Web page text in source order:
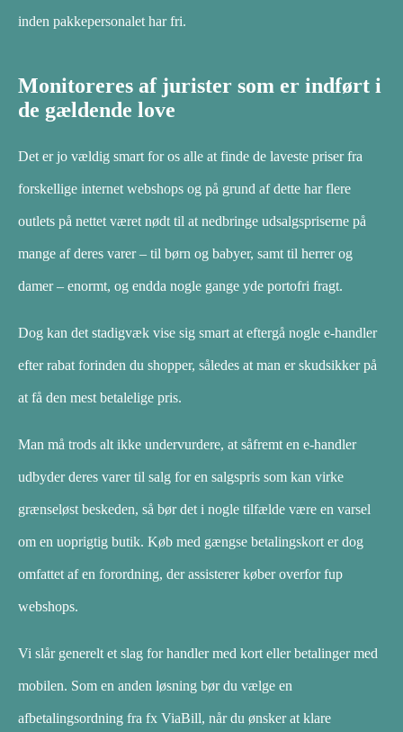
inden pakkepersonalet har fri.
Monitoreres af jurister som er indført i
de gældende love
Det er jo vældig smart for os alle at finde de laveste priser fra
forskellige internet webshops og på grund af dette har flere
outlets på nettet været nødt til at nedbringe udsalgspriserne på
mange af deres varer – til børn og babyer, samt til herrer og
damer – enormt, og endda nogle gange yde portofri fragt.
Dog kan det stadigvæk vise sig smart at eftergå nogle e-handler
efter rabat forinden du shopper, således at man er skudsikker på
at få den mest betalelige pris.
Man må trods alt ikke undervurdere, at såfremt en e-handler
udbyder deres varer til salg for en salgspris som kan virke
grænseløst beskeden, så bør det i nogle tilfælde være en varsel
om en uoprigtig butik. Køb med gængse betalingskort er dog
omfattet af en forordning, der assisterer køber overfor fup
webshops.
Vi slår generelt et slag for handler med kort eller betalinger med
mobilen. Som en anden løsning bør du vælge en
afbetalingsordning fra fx ViaBill, når du ønsker at klare